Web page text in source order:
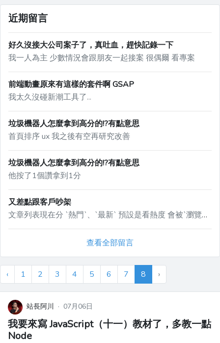
近期留言
好久沒接大公司案子了，真吐血，趕快記錄一下
我一人為主 少數情況會跟朋友一起接案 很偶爾 看專案
前端動畫原來有這樣的套件啊 GSAP
我太久沒碰新潮工具了...
垃圾機器人怎麼拿到高分的!?有點意思
首頁排序 ux 我之後有空再研究改善
垃圾機器人怎麼拿到高分的!?有點意思
他按了1個讚拿到1分
又差點跟客戶吵架
文章列表現在分 `熱門`、`最新` 預設是看熱度 會被`瀏覽量`、`按讚數`影響
查看全部留言
‹ 1 2 3 4 5 6 7 8 ›
站長阿川 · 07月06日
我要來寫 JavaScript（十一）教材了，多教一點
Node